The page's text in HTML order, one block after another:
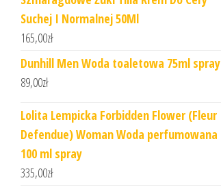
Suchej I Normalnej 50Ml
165,00zł
Dunhill Men Woda toaletowa 75ml spray
89,00zł
Lolita Lempicka Forbidden Flower (Fleur
Defendue) Woman Woda perfumowana
100 ml spray
335,00zł